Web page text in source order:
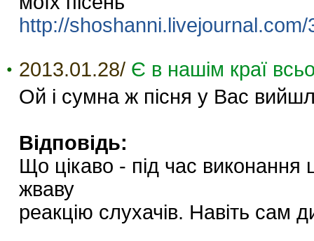
http://shoshanni.livejournal.com/
2013.01.28/ Є в нашім краї
Ой і сумна ж пісня у Вас
Відповідь:
Що цікаво - під час виконання
жваву
реакцію слухачів. Навіть сам